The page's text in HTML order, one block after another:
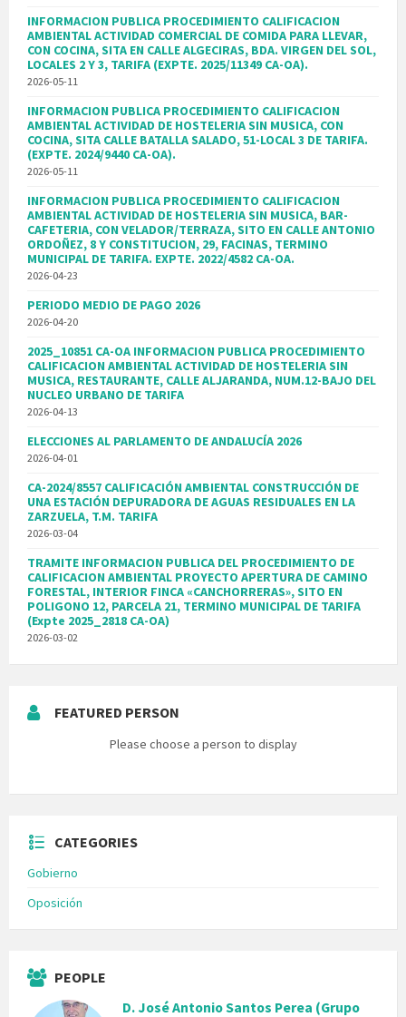
INFORMACION PUBLICA PROCEDIMIENTO CALIFICACION
AMBIENTAL ACTIVIDAD COMERCIAL DE COMIDA PARA LLEVAR,
CON COCINA, SITA EN CALLE ALGECIRAS, BDA. VIRGEN DEL SOL,
LOCALES 2 Y 3, TARIFA (EXPTE. 2025/11349 CA-OA).
2026-05-11
INFORMACION PUBLICA PROCEDIMIENTO CALIFICACION
AMBIENTAL ACTIVIDAD DE HOSTELERIA SIN MUSICA, CON
COCINA, SITA CALLE BATALLA SALADO, 51-LOCAL 3 DE TARIFA.
(EXPTE. 2024/9440 CA-OA).
2026-05-11
INFORMACION PUBLICA PROCEDIMIENTO CALIFICACION
AMBIENTAL ACTIVIDAD DE HOSTELERIA SIN MUSICA, BAR-
CAFETERIA, CON VELADOR/TERRAZA, SITO EN CALLE ANTONIO
ORDOÑEZ, 8 Y CONSTITUCION, 29, FACINAS, TERMINO
MUNICIPAL DE TARIFA. EXPTE. 2022/4582 CA-OA.
2026-04-23
PERIODO MEDIO DE PAGO 2026
2026-04-20
2025_10851 CA-OA INFORMACION PUBLICA PROCEDIMIENTO
CALIFICACION AMBIENTAL ACTIVIDAD DE HOSTELERIA SIN
MUSICA, RESTAURANTE, CALLE ALJARANDA, NUM.12-BAJO DEL
NUCLEO URBANO DE TARIFA
2026-04-13
ELECCIONES AL PARLAMENTO DE ANDALUCÍA 2026
2026-04-01
CA-2024/8557 CALIFICACIÓN AMBIENTAL CONSTRUCCIÓN DE
UNA ESTACIÓN DEPURADORA DE AGUAS RESIDUALES EN LA
ZARZUELA, T.M. TARIFA
2026-03-04
TRAMITE INFORMACION PUBLICA DEL PROCEDIMIENTO DE
CALIFICACION AMBIENTAL PROYECTO APERTURA DE CAMINO
FORESTAL, INTERIOR FINCA «CANCHORRERAS», SITO EN
POLIGONO 12, PARCELA 21, TERMINO MUNICIPAL DE TARIFA
(Expte 2025_2818 CA-OA)
2026-03-02
FEATURED PERSON
Please choose a person to display
CATEGORIES
Gobierno
Oposición
PEOPLE
D. José Antonio Santos Perea (Grupo